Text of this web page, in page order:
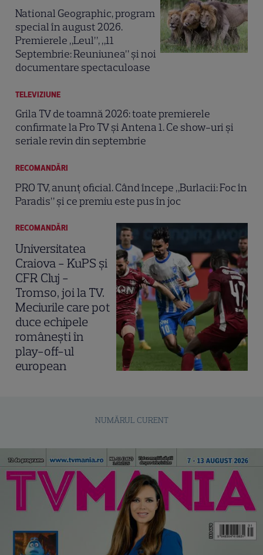
National Geographic, program
special în august 2026.
Premierele „Leul”, „11
Septembrie: Reuniunea” și noi
documentare spectaculoase
TELEVIZIUNE
Grila TV de toamnă 2026: toate premierele
confirmate la Pro TV și Antena 1. Ce show-uri și
seriale revin din septembrie
RECOMANDĂRI
PRO TV, anunț oficial. Când începe „Burlacii: Foc în
Paradis” și ce premiu este pus în joc
RECOMANDĂRI
Universitatea
Craiova - KuPS și
CFR Cluj -
Tromso, joi la TV.
Meciurile care pot
duce echipele
românești în
play-off-ul
european
NUMĂRUL CURENT